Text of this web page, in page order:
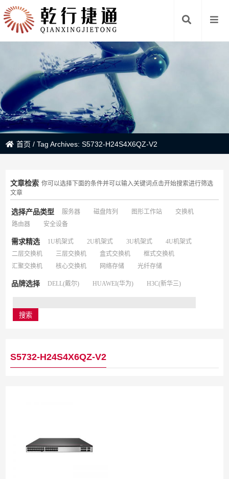
首页 /Tag Archives: S5732-H24S4X6QZ-V2
文章检索 你可以选择下面的条件并可以输入关键词点击开始搜索进行筛选
文章
选择产品类型 服务器 磁盘阵列 图形工作站
交换机
路由器
安全设备
需求精选 1U机架式 2U机架式 3U机架式
4U机架式
二层交换机
三层交换机 盒式交换机
框式交换机
汇聚交换机
核心交换机 网络存储 光纤存储
品牌选择 DELL(戴尔) HUAWEI(华为) H3C(新华三)
S5732-H24S4X6QZ-V2